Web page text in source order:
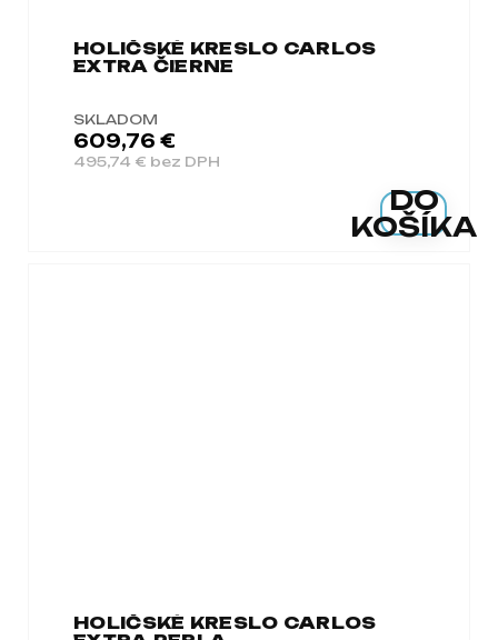
HOLIČSKÉ KRESLO CARLOS
EXTRA ČIERNE
SKLADOM
495,74 € bez DPH
609,76 €
DO
KOŠÍKA
HOLIČSKÉ KRESLO CARLOS